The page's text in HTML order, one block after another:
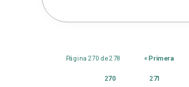
Página 270 de 278 « Primera
270 271